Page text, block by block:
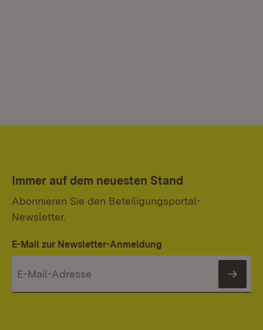
Immer auf dem neuesten Stand
Abonnieren Sie den Beteiligungsportal-
Newsletter.
E-Mail zur Newsletter-Anmeldung